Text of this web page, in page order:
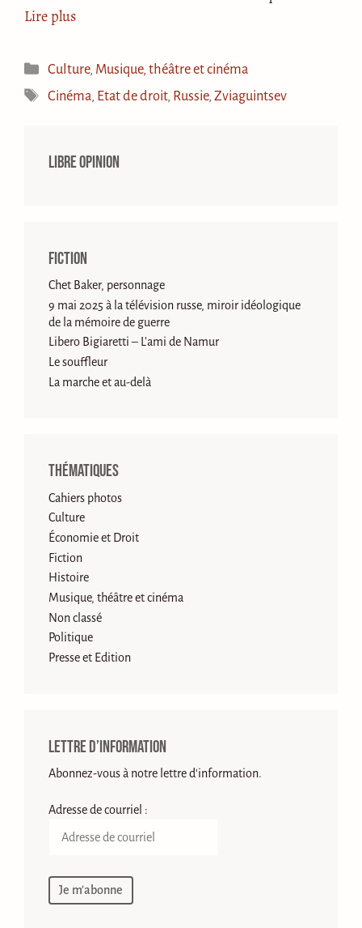
Lire plus
Catégories
Culture, Musique, théâtre et cinéma
Étiquettes
Cinéma, Etat de droit, Russie,Zviaguintsev
Libre opinion
Fiction
Chet Baker, personnage
9 mai 2025 à la télévision russe, miroir idéologique
de la mémoire de guerre
Libero Bigiaretti – L’ami de Namur
Le souffleur
La marche et au-delà
Thématiques
Cahiers photos
Culture
Économie et Droit
Fiction
Histoire
Musique, théâtre et cinéma
Non classé
Politique
Presse et Edition
Lettre d’information
Abonnez-vous à notre lettre d'information.
Adresse de courriel :